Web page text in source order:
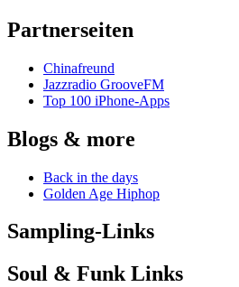
Partnerseiten
Chinafreund
Jazzradio GrooveFM
Top 100 iPhone-Apps
Blogs & more
Back in the days
Golden Age Hiphop
Sampling-Links
Soul & Funk Links